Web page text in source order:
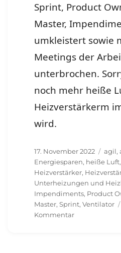
Sprint, Product
Master,
umkleistert sowie
Meetings der
unterbrochen.
noch mehr heiße
Heizverstärkerm
wird.
Veröffentlicht
am
17. November 2022 agil,
Energiesparen, heiße Luft,
Heizverstärker,
Unterheizungen und
Impendiments, Product
Master,Sprint,Ventilator
Kommentarzu